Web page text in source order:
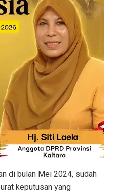
di bulan Mei 2024, sudah
keputusan yang